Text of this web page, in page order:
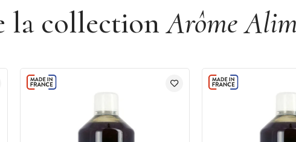
max
vol.la collectionArôme